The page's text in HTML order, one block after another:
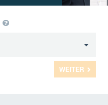
WEITER